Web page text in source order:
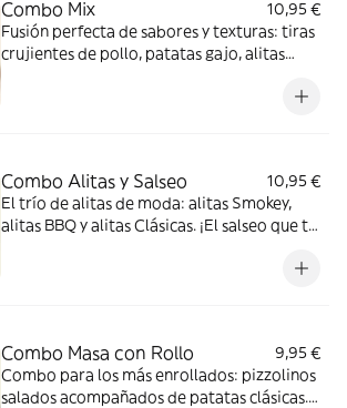
Combo Mix
10,95 €
Fusión perfecta de sabores y texturas: tiras
crujientes de pollo, patatas gajo, alitas
Combo Alitas y Salseo
10,95 €
El trío de alitas de moda: alitas Smokey,
alitas BBQ y alitas Clásicas. ¡El salseo que tu
Combo Masa con Rollo
9,95 €
Combo para los más enrollados: pizzolinos
salados acompañados de patatas clásicas.